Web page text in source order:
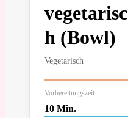
vegetarisc
h (Bowl)
Vegetarisch
Vorbereitungszeit
10 Min.